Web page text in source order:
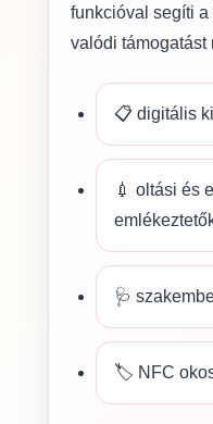
funkcióval segíti
valódi támogatást
📋 digitális
💉 oltási és
🩺
🏷️ NFC